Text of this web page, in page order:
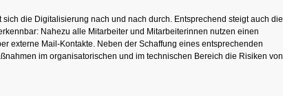
die Digitalisierung nach und nach durch. Entsprechend steigt auch die
Nahezu alle Mitarbeiter und Mitarbeiterinnen nutzen einen
externe Mail-Kontakte. Neben der Schaffung eines entsprechenden
im organisatorischen und im technischen Bereich die Risiken von